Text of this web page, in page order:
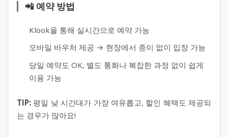
📲 예약 방법
Klook을 통해 실시간으로 예약 가능
모바일 바우처 제공 → 현장에서 종이 없이 입장 가능
당일 예약도 OK, 별도 통화나 복잡한 과정 없이 쉽게
이용 가능
TIP: 평일 낮 시간대가 가장 여유롭고, 할인 혜택도 제공되
는 경우가 많아요!